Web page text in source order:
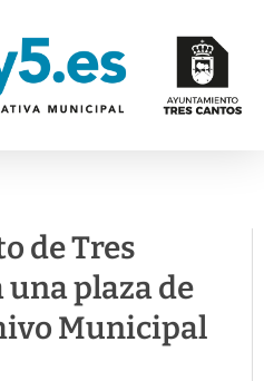
de Tres
una plaza de
Municipal